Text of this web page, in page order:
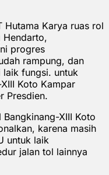
Hutama Karya ruas rol
Hendarto,
progres
rampung, dan
laik fungsi. untuk
Koto Kampar
Presdien.
XIII Koto
karena masih
untuk laik
jalan tol lainnya